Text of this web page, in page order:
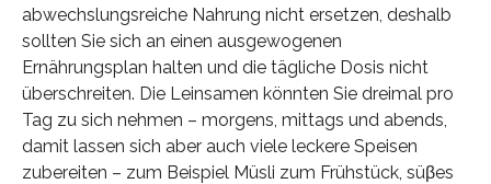
abwechslungsreiche Nahrung nicht ersetzen, deshalb
sollten Sie sich an einen ausgewogenen
Ernährungsplan halten und die tägliche Dosis nicht
überschreiten. Die Leinsamen könnten Sie dreimal pro
Tag zu sich nehmen – morgens, mittags und abends,
damit lassen sich aber auch viele leckere Speisen
zubereiten – zum Beispiel Müsli zum Frühstück, süβes